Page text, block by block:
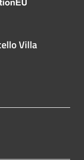
Villa